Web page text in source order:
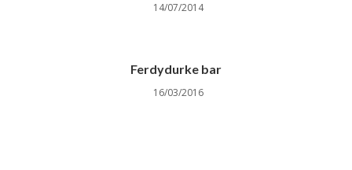
14/07/2014
Ferdydurke bar
16/03/2016